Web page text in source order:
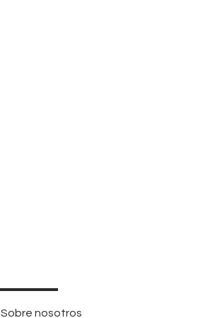
Sobre nosotros